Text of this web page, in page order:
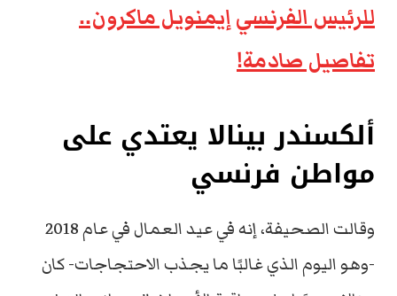
للرئيس الفرنسي إيمنويل ماكرون..
تفاصيل صادمة!
ألكسندر بينالا يعتدي على
مواطن فرنسي
وقالت الصحيفة، إنه في عيد العمال في عام 2018
-وهو اليوم الذي غالبًا ما يجذب الاحتجاجات- كان